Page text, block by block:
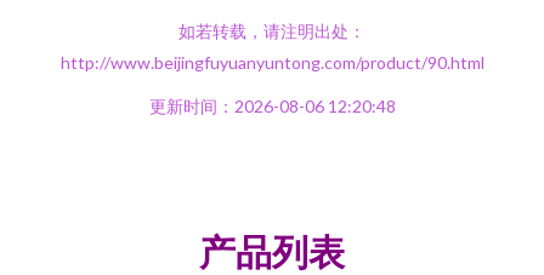
如若转载，请注明出处：
http://www.beijingfuyuanyuntong.com/product/90.html
更新时间：2026-08-06 12:20:48
产品列表